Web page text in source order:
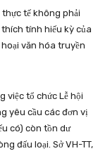
tế không phải
thích tính hiếu kỳ của
văn hóa truyền
việc tổ chức Lễ hội
yêu cầu các đơn vị
có) còn tồn dư
đấu loại. Sở VH-TT,